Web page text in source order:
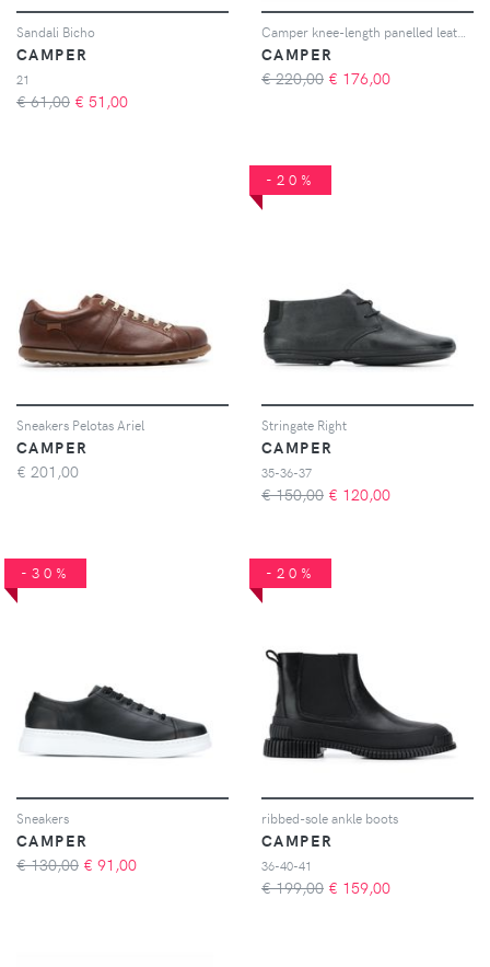
Sandali Bicho
CAMPER
21
€ 61,00 € 51,00
CAMPER
€ 220,00 € 176,00
Sneakers Pelotas Ariel
CAMPER
€ 201,00
-20%
Stringate Right
CAMPER
35-36-37
€ 150,00 € 120,00
-30%
Sneakers
CAMPER
€ 130,00 € 91,00
-20%
ribbed-sole ankle boots
CAMPER
36-40-41
€ 199,00 € 159,00